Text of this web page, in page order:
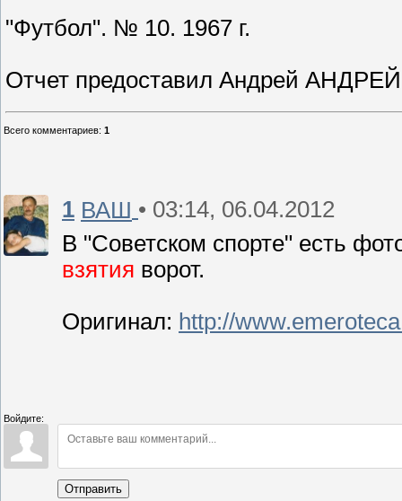
"Футбол". № 10. 1967 г.
Отчет предоставил Андрей
Всего комментариев: 1
1 ВАШ • 03:14, 06.04.2012
В "Советском спорте" есть
взятия ворот.
Оригинал: http://
Войдите:
Отправить